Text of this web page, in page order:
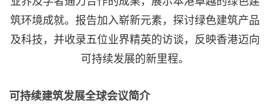
筑环境成就。报告加入崭新元素，探讨绿色建筑产品
及科技，并收录五位业界精英的访谈，反映香港迈向
可持续发展的新里程。
可持续建筑发展全球会议简介